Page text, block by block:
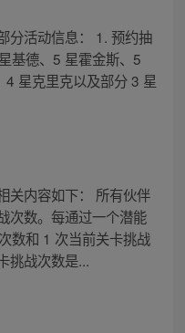
分活动信息： 1. 预约抽
基德、5 星霍金斯、5
星克里克以及部分 3 星
关内容如下： 所有伙伴
次数。每通过一个潜能
数和 1 次当前关卡挑战
挑战次数是...